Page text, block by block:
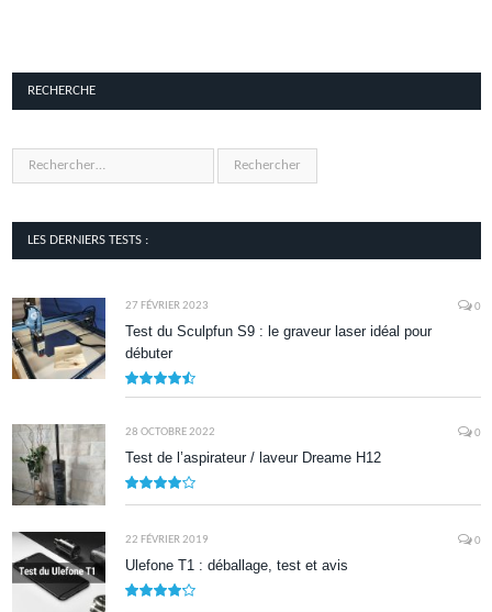
RECHERCHE
LES DERNIERS TESTS :
27 FÉVRIER 2023 0
Test du Sculpfun S9 : le graveur laser idéal pour
débuter
28 OCTOBRE 2022 0
Test de l’aspirateur / laveur Dreame H12
22 FÉVRIER 2019 0
Ulefone T1 : déballage, test et avis